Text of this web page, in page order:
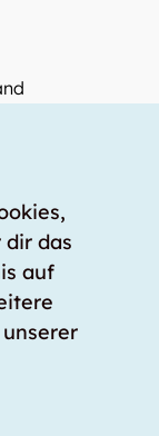
dir das
auf